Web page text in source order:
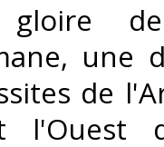
gloire
une
de
l'Ouest